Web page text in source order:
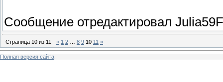
Сообщение отредактировал Julia59F
Страница 10 из 11 « 1 2 8 9 10 11 »
Полная версия сайта